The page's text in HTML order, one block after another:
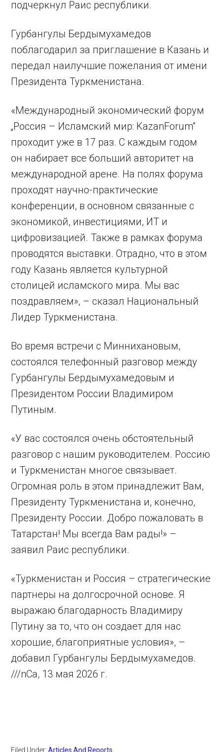
подчеркнул Раис республики.
Гурбангулы Бердымухамедов
поблагодарил за приглашение в Казань и
передал наилучшие пожелания от имени
Президента Туркменистана.
«Международный экономический форум
„Россия – Исламский мир: KazanForum“
проходит уже в 17 раз. С каждым годом
он набирает все больший авторитет на
международной арене. На полях форума
проходят научно-практические
конференции, в основном связанные с
экономикой, инвестициями, ИТ и
цифровизацией. Также в рамках форума
проводятся выставки. Отрадно, что в этом
году Казань является культурной
столицей исламского мира. Мы вас
поздравляем», – сказал Национальный
Лидер Туркменистана.
Во время встречи с Миннихановым,
состоялся телефонный разговор между
Гурбангулы Бердымухамедовым и
Президентом России Владимиром
Путиным.
«У вас состоялся очень обстоятельный
разговор с нашим руководителем. Россию
и Туркменистан многое связывает.
Огромная роль в этом принадлежит Вам,
Президенту Туркменистана и, конечно,
Президенту России. Добро пожаловать в
Татарстан! Мы всегда Вам рады!» –
заявил Раис республики.
«Туркменистан и Россия – стратегические
партнеры на долгосрочной основе. Я
выражаю благодарность Владимиру
Путину за то, что он создает для нас
хорошие, благоприятные условия», –
добавил Гурбангулы Бердымухамедов.
///nCa, 13 мая 2026 г.
Filed Under:Articles And Reports